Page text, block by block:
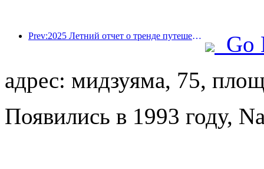
Prev:2025 Летний отчет о тренде путешествий: учетная база клиентов-ребенка с учетом более 60%
Go
адрес: мидзуяма, 75,
Появились в 1993 году,